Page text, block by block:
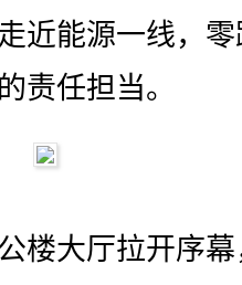
近能源一线，
责任担当。
大厅拉开序幕